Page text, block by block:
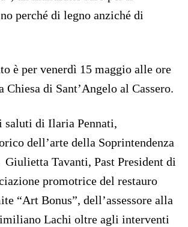
perché di legno anziché di
è per venerdì 15 maggio alle ore
Chiesa di Sant’Angelo al Cassero.
saluti di Ilaria Pennati,
dell’arte della Soprintendenza
Tavanti, Past President di
promotrice del restauro
“Art Bonus”, dell’assessore alla
Lachi oltre agli interventi